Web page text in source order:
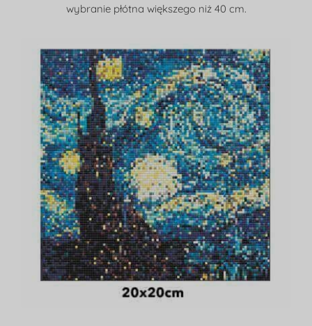
wybranie płótna większego niż 40 cm.